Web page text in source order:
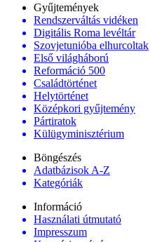
Gyűjtemények
Rendszerváltás vidéken
Digitális Roma levéltár
Szovjetunióba elhurcoltak
Első világháború
Reformáció 500
Családtörténet
Helytörténet
Középkori gyűjtemény
Pártiratok
Külügyminisztérium
Böngészés
Adatbázisok A-Z
Kategóriák
Információ
Használati útmutató
Impresszum